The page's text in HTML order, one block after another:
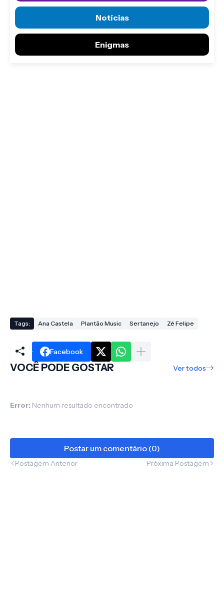
Notícias
Enigmas
Tags: Ana Castela Plantão Music Sertanejo Zé Felipe
Facebook
VOCÊ PODE GOSTAR Ver todos
Error: Nenhum resultado encontrado
Postar um comentário (0)
Postagem Anterior Próxima Postagem